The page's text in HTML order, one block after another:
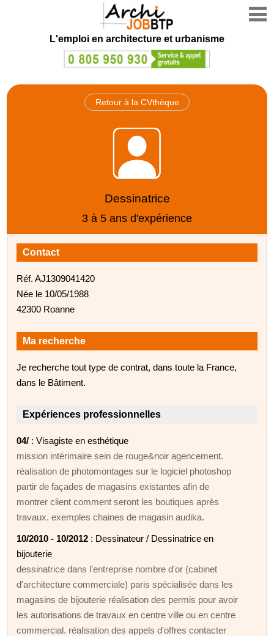
L'emploi en architecture et urbanisme
Retour à la CVthèque
Dessinatrice
3 à 5 ans d'expérience
Contact
Réf. AJ1309041420
Née le 10/05/1988
42300 Roanne
Ma recherche
Je recherche tout type de contrat, dans toute la France,
dans le Bâtiment.
Expériences professionnelles
04/ : Visagiste en esthétique
mission intérimaire sein de rouge&noir agencement.
réalisation de photomontages sur le logiciel photoshop
partir de façades de magasins existantes afin de
montrer client comment seront les boutiques après
travaux. exemples chaines de magasin audika.
10/2010 - 10/2012 : Dessinateur / Dessinatrice en
bijouterie
dessinatrice dans l'entreprise nombre d'or (cabinet
d'architecture commerciale) paris spécialisée dans les
magasins de bijouterie réalisation des permis pour avoir
les autorisations de travaux en centre ville ou en centre
commercial. réalisation des appels d'offres contacter